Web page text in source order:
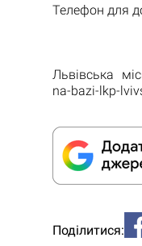
Телефон для
Львівська
na-bazi-lkp-
Поділитися: